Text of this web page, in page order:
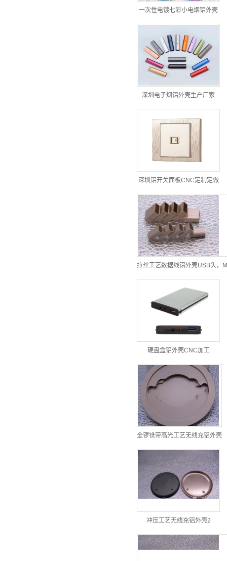
一次性电镀七彩小电烟铝外壳
深圳电子烟铝外壳生产厂家
深圳铝开关面板CNC定制定做
拉丝工艺数据线铝外壳USB头，
硬盘盒铝外壳CNC加工
全锣铣带高光工艺无线充铝外壳
冲压工艺无线充铝外壳2